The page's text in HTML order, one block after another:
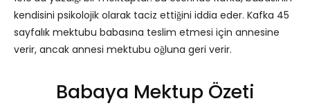
kendisini psikolojik olarak taciz ettiğini iddia eder. Kafka 45
sayfalık mektubu babasına teslim etmesi için annesine
verir, ancak annesi mektubu oğluna geri verir.
Babaya Mektup Özeti